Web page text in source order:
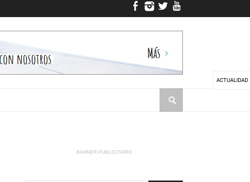
BANNER PUBLICITARIO
ACTUALIDAD